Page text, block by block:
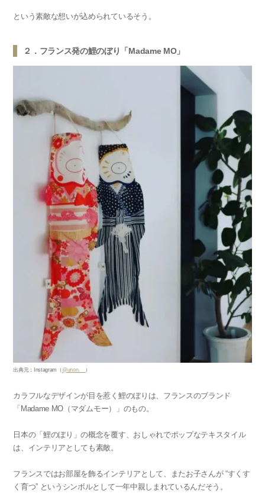
という素敵な想いが込められているそう。
２．フランス発の鯉のぼり「Madame MO」
出典元：Instagram（@unon.__ ）
カラフルなデザインが目を惹く鯉のぼりは、フランスのブランド
「Madame MO（マダムモー）」のもの。
日本の「鯉のぼり」の概念を覆す、おしゃれでポップなテキスタイル
は、インテリアとしても素敵。
フランスではお部屋を飾るインテリアとして、またお子さんが “すくす
く育つ” というシンボルとして一年中親しまれているんだそう。